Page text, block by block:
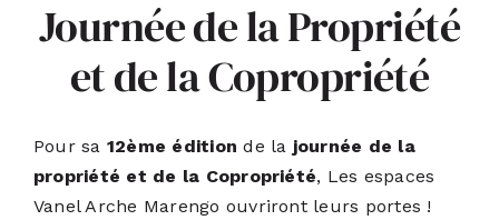
Journée de la Propriété
et de la Copropriété
Pour sa 12ème édition de la journée de la
propriété et de la Copropriété, Les espaces
Vanel Arche Marengo ouvriront leurs portes !
S’ABONNER
CONTACT